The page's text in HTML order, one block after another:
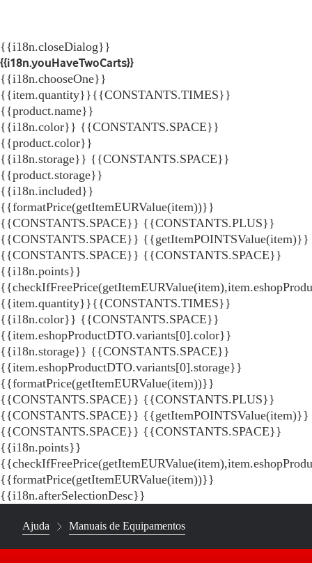
{{i18n.closeDialog}}
{{i18n.youHaveTwoCarts}}
{{i18n.chooseOne}}
{{item.quantity}}{{CONSTANTS.TIMES}}
{{product.name}}
{{i18n.color}} {{CONSTANTS.SPACE}}
{{product.color}}
{{i18n.storage}} {{CONSTANTS.SPACE}}
{{product.storage}}
{{i18n.included}}
{{formatPrice(getItemEURValue(item))}}
{{CONSTANTS.SPACE}} {{CONSTANTS.PLUS}}
{{CONSTANTS.SPACE}} {{getItemPOINTSValue(item)}}
{{CONSTANTS.SPACE}} {{CONSTANTS.SPACE}}
{{i18n.points}}
{{item.quantity}}{{CONSTANTS.TIMES}}
{{i18n.color}} {{CONSTANTS.SPACE}}
{{item.eshopProductDTO.variants[0].color}}
{{i18n.storage}} {{CONSTANTS.SPACE}}
{{item.eshopProductDTO.variants[0].storage}}
{{formatPrice(getItemEURValue(item))}}
{{CONSTANTS.SPACE}} {{CONSTANTS.PLUS}}
{{CONSTANTS.SPACE}} {{getItemPOINTSValue(item)}}
{{CONSTANTS.SPACE}} {{CONSTANTS.SPACE}}
{{i18n.points}}
{{formatPrice(getItemEURValue(item))}}
{{i18n.afterSelectionDesc}}
Ajuda Manuais de Equipamentos